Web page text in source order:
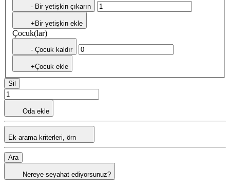
- Bir yetişkin çıkarın
+Bir yetişkin ekle
Çocuk(lar)
- Çocuk kaldır
+Çocuk ekle
Sil
Oda ekle
Ek arama kriterleri, örn
Ara
Nereye seyahat ediyorsunuz?